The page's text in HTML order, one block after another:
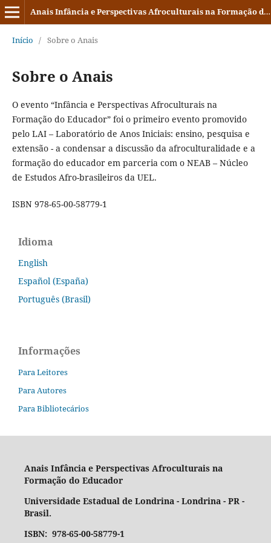
Anais Infância e Perspectivas Afroculturais na Formação do Educador
Início / Sobre o Anais
Sobre o Anais
O evento “Infância e Perspectivas Afroculturais na
Formação do Educador” foi o primeiro evento promovido
pelo LAI – Laboratório de Anos Iniciais: ensino, pesquisa e
extensão - a condensar a discussão da afroculturalidade e a
formação do educador em parceria com o NEAB – Núcleo
de Estudos Afro-brasileiros da UEL.
ISBN 978-65-00-58779-1
Idioma
English
Español (España)
Português (Brasil)
Informações
Para Leitores
Para Autores
Para Bibliotecários
Anais Infância e Perspectivas Afroculturais na
Formação do Educador
Universidade Estadual de Londrina - Londrina - PR -
Brasil.
ISBN: 978-65-00-58779-1